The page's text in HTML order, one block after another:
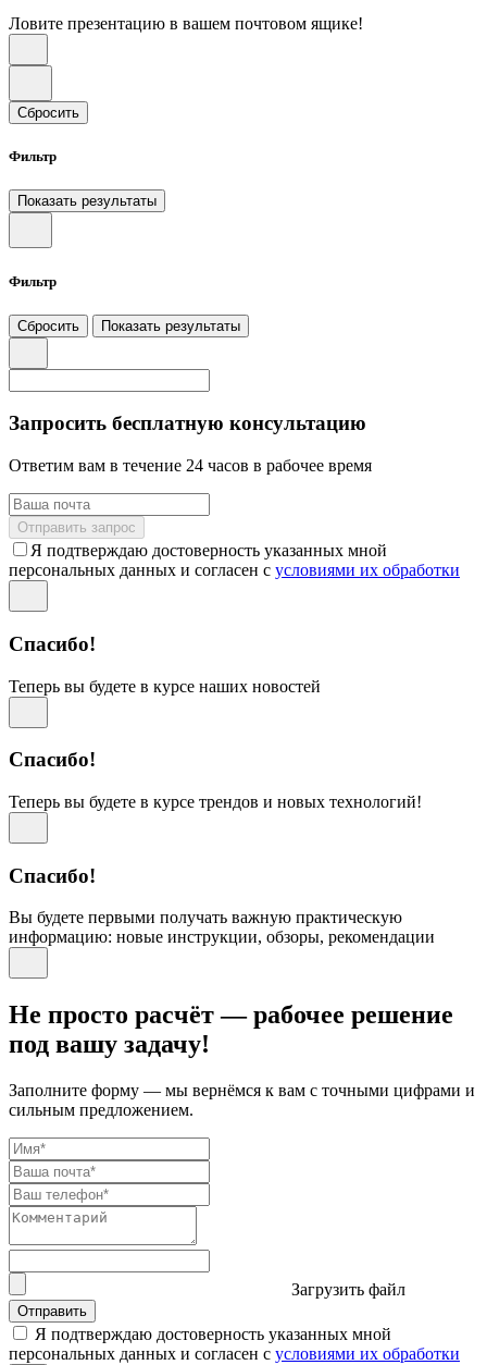
Ловите презентацию в вашем почтовом ящике!
Сбросить
Фильтр
Показать результаты
Фильтр
Сбросить Показать результаты
Запросить бесплатную консультацию
Ответим вам в течение 24 часов в рабочее время
Отправить запрос
Я подтверждаю достоверность указанных мной
персональных данных и согласен с условиями их обработки
Спасибо!
Теперь вы будете в курсе наших новостей
Спасибо!
Теперь вы будете в курсе трендов и новых технологий!
Спасибо!
Вы будете первыми получать важную практическую
информацию: новые инструкции, обзоры, рекомендации
Не просто расчёт — рабочее решение
под вашу задачу!
Заполните форму — мы вернёмся к вам с точными цифрами и
сильным предложением.
Загрузить файл
Отправить
Я подтверждаю достоверность указанных мной
персональных данных и согласен с условиями их обработки